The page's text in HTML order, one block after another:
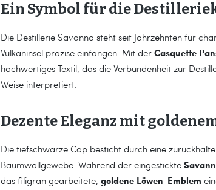
Ein Symbol für die
Die Destillerie Savanna steht seit Jahrzehnten für
Vulkaninsel präzise einfangen. Mit der Casquette
hochwertiges Textil, das die Verbundenheit zur
Weise interpretiert.
Dezente Eleganz mit
Die tiefschwarze Cap besticht durch eine
Baumwollgewebe. Während der eingestickte
das filigran gearbeitete, goldene Löwen-Emblem